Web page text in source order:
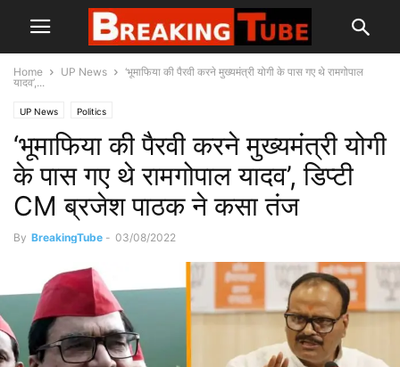
Home UP News
‘भूमाफिया की पैरवी करने मुख्यमंत्री योगी के पास गए थे रामगोपाल
यादव’,...
UP News Politics
‘भूमाफिया की पैरवी करने मुख्यमंत्री योगी
के पास गए थे रामगोपाल यादव’, डिप्टी
CM ब्रजेश पाठक ने कसा तंज
By BreakingTube - 03/08/2022